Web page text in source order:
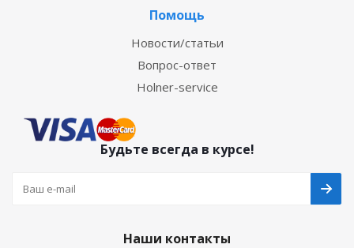
Помощь
Новости/статьи
Вопрос-ответ
Holner-service
Будьте всегда в курсе!
Наши контакты